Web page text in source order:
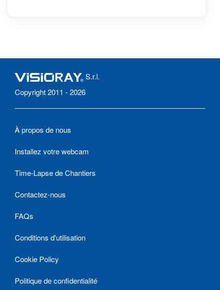
S.r.l.
Copyright 2011 - 2026
À propos de nous
Installez votre webcam
Time-Lapse de Chantiers
Contactez-nous
FAQs
Conditions d'utilisation
Cookie Policy
Politique de confidentialité